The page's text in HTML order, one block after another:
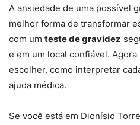
A ansiedade de uma possível
melhor forma de transformar
com um teste de gravidez
e em um local confiável.
escolher, como interpretar
ajuda médica.
Se você está em Dionísio